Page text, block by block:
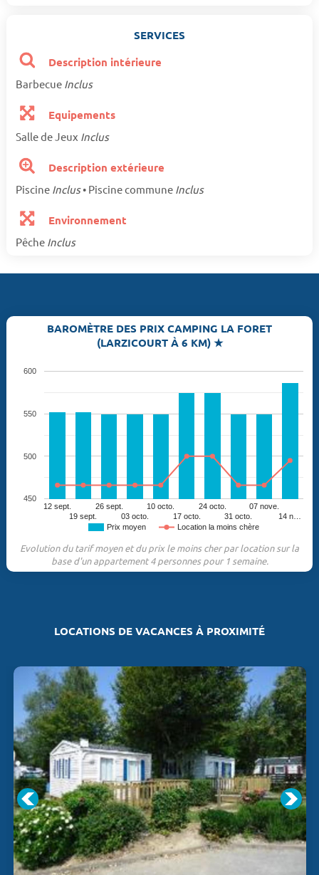
SERVICES
Description intérieure
Barbecue Inclus
Equipements
Salle de Jeux Inclus
Description extérieure
Piscine Inclus• Piscine commune Inclus
Environnement
Pêche Inclus
BAROMÈTRE DES PRIX CAMPING LA FORET
(LARZICOURT À 6 KM) ★
Prix moyen Location la moins chère
12 sept.
19 sept.
26 sept.
03 octo.
10 octo.
17 octo.
24 octo.
31 octo.
07 nove.
14 n…
450
500
550
600
Evolution du tarif moyen et du prix le moins cher par location sur la
base d'un appartement 4 personnes pour 1 semaine.
LOCATIONS DE VACANCES À PROXIMITÉ